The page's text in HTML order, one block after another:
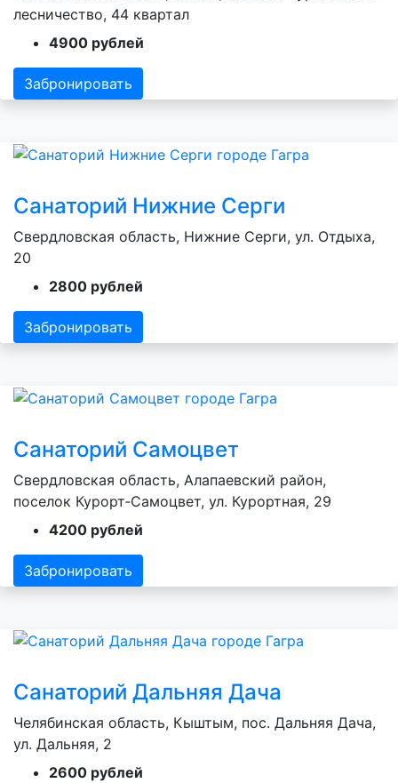
лесничество, 44 квартал
4900 рублей
Забронировать
Санаторий Нижние Серги
Свердловская область, Нижние Серги, ул. Отдыха,
20
2800 рублей
Забронировать
Санаторий Самоцвет
Свердловская область, Алапаевский район,
поселок Курорт‑Самоцвет, ул. Курортная, 29
4200 рублей
Забронировать
Санаторий Дальняя Дача
Челябинская область, Кыштым, пос. Дальняя Дача,
ул. Дальняя, 2
2600 рублей